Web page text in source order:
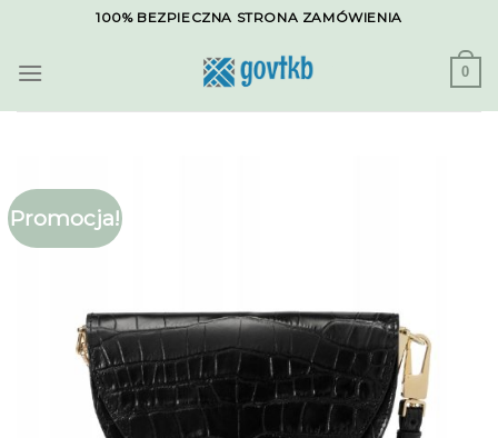
content
100% BEZPIECZNA STRONA ZAMÓWIENIA
0
Promocja!